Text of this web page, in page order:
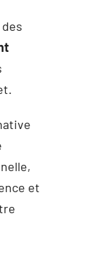
et